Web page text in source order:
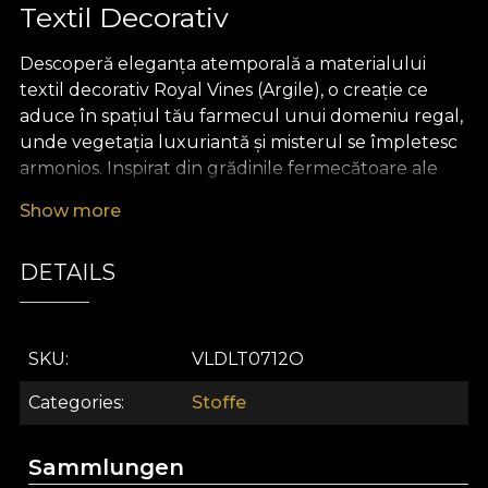
Textil Decorativ
Descoperă eleganța atemporală a materialului
textil decorativ Royal Vines (Argile), o creație ce
aduce în spațiul tău farmecul unui domeniu regal,
unde vegetația luxuriantă și misterul se împletesc
armonios. Inspirat din grădinile fermecătoare ale
surprinde abundența plantelor aromatice, a florilor
sofisticat, cu note subtile de culoare argilă, verde și
accente naturale. Fiecare detaliu te invită să pășești
natura dansează într-un decor plin de inspirație.
Royal Vines (Argile) este mai mult decât un
material textil decorativ – este o alegere versatilă,
Folosește-l pentru a crea draperii cu impact vizual
Show more
DETAILS
SKU VLDLT0712O
Categories Stoffe
Sammlungen